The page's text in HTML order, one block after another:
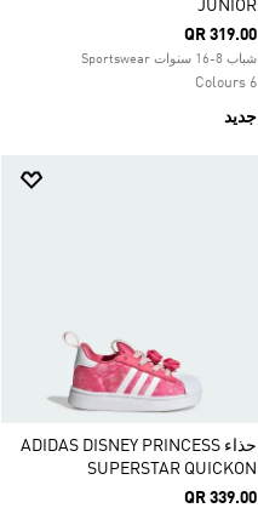
JUNIOR
QR 319.00
شباب 8-16 سنوات Sportswear
6 Colours
جديد
حذاء ADIDAS DISNEY PRINCESS
SUPERSTAR QUICKON
QR 339.00